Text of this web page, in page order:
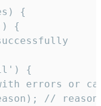
{
{
{
errors or
//